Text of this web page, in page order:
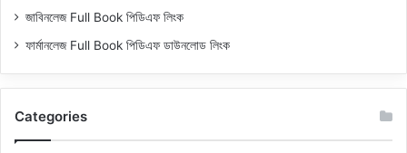
জাবিনলেজ Full Book পিডিএফ লিংক
ফার্মানলেজ Full Book পিডিএফ ডাউনলোড লিংক
Categories